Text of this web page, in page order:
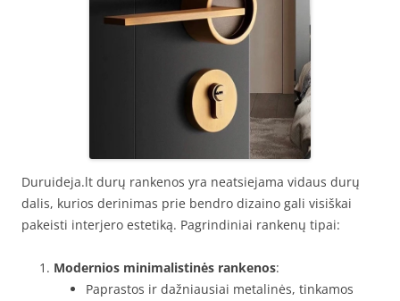
Duruideja.lt durų rankenos yra neatsiejama vidaus durų
dalis, kurios derinimas prie bendro dizaino gali visiškai
pakeisti interjero estetiką. Pagrindiniai rankenų tipai:
Modernios minimalistinės rankenos:
Paprastos ir dažniausiai metalinės, tinkamos